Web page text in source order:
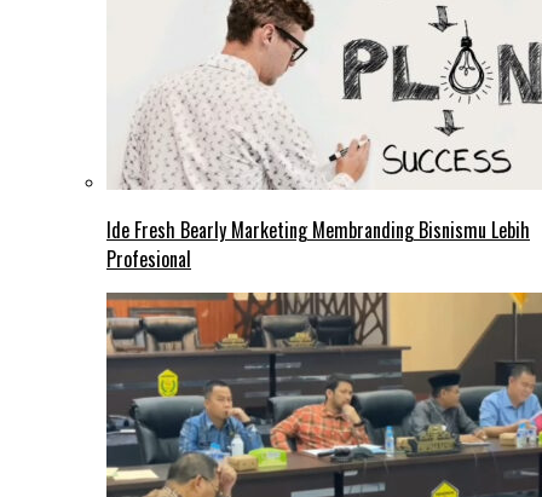
Ide Fresh Bearly Marketing Membranding Bisnismu Lebih
Profesional